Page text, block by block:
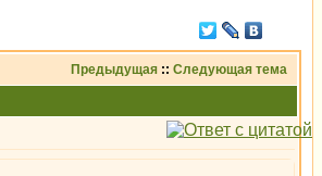
Предыдущая :: Следующая тема